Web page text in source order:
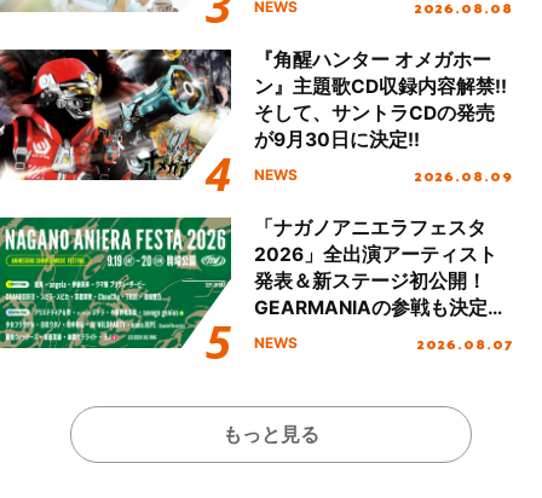
NEWS 2026.08.08
『角醒ハンター オメガホー
ン』主題歌CD収録内容解禁!!
そして、サントラCDの発売
が9月30日に決定!!
NEWS 2026.08.09
「ナガノアニエラフェスタ
2026」全出演アーティスト
発表＆新ステージ初公開！
GEARMANIAの参戦も決定
し、初となる第3ステージの
NEWS 2026.08.07
もっと見る